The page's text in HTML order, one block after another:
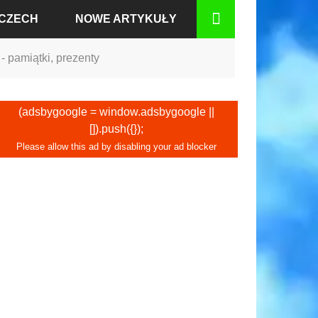
NOWE ARTYKUŁY
pamiątki, prezenty
(adsbygoogle = window.adsbygoogle ||
[]).push({});